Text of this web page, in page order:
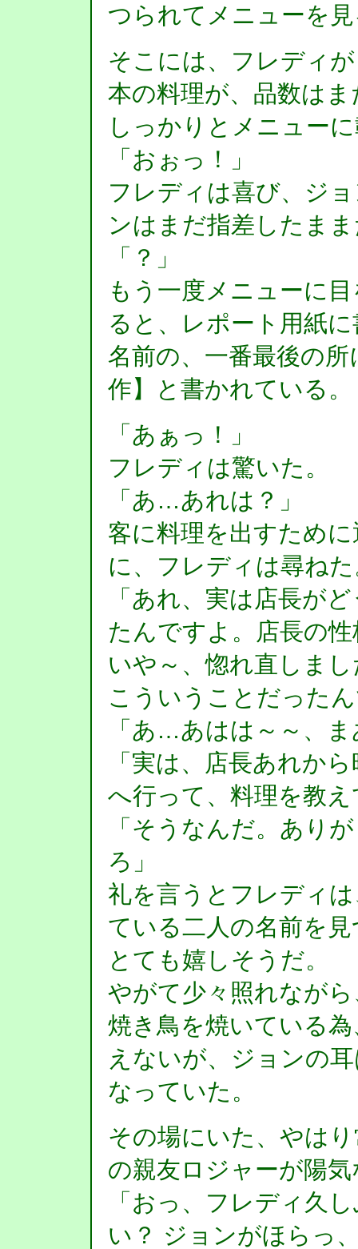
つられてメニューを
そこには、フレディ
本の料理が、品数は
しっかりとメニュー
「おぉっ！」
フレディは喜び、ジ
ンはまだ指差したま
「？」
もう一度メニューに
ると、レポート用紙
名前の、一番最後の
作】と書かれている。
「あぁっ！」
フレディは驚いた。
「あ…あれは？」
客に料理を出すため
に、フレディは尋ね
「あれ、実は店長が
たんですよ。店長の
いや～、惚れ直しま
こういうことだった
「あ…あはは～～、
「実は、店長あれか
へ行って、料理を教
「そうなんだ。あり
ろ」
礼を言うとフレディ
ている二人の名前を
とても嬉しそうだ。
やがて少々照れなが
焼き鳥を焼いている
えないが、ジョンの
なっていた。
その場にいた、やは
の親友ロジャーが陽
「おっ、フレディ久
い？ ジョンがほらっ